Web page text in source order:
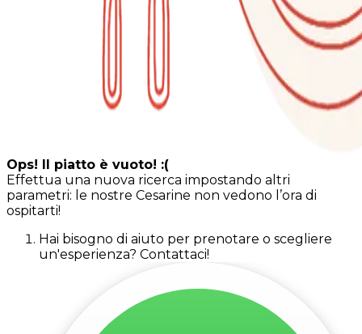
Ops! Il piatto è vuoto! :(
Effettua una nuova ricerca impostando altri
parametri: le nostre Cesarine non vedono l’ora di
ospitarti!
Hai bisogno di aiuto per prenotare o scegliere
un'esperienza? Contattaci!